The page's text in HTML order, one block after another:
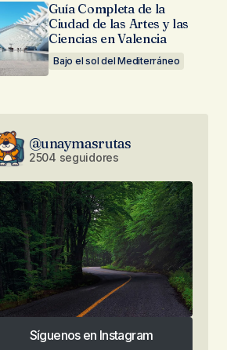
Guía Completa de la
Ciudad de las Artes y las
Ciencias en Valencia
Bajo el sol del Mediterráneo
@unaymasrutas
2504 seguidores
Síguenos en Instagram